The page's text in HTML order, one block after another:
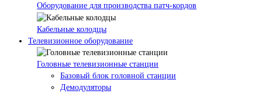
Оборудование для производства патч-кордов
Кабельные колодцы
Телевизионное оборудование
Головные телевизионные станции
Базовый блок головной станции
Демодуляторы